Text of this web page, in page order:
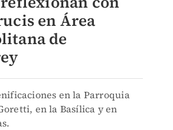
en Área
de
en la Parroquia
en la Basílica y en